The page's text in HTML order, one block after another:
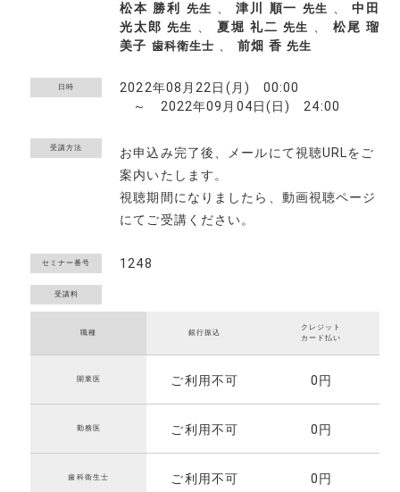
松本 勝利 先生 、津川 順一 先生 、中田
光太郎先生 、 夏堀 礼二先生 、 松尾 瑠
美子 歯科衛生士 、 前畑 香先生
日時
2022年08月22日(月) 00:00
～ 2022年09月04日(日) 24:00
受講方法
お申込み完了後、メールにて視聴URLをご
案内いたします。
視聴期間になりましたら、動画視聴ページ
にてご受講ください。
セミナー番号 1248
職種 銀行振込
クレジット
カード払い
開業医 ご利用不可 0円
勤務医 ご利用不可 0円
歯科衛生士 ご利用不可 0円